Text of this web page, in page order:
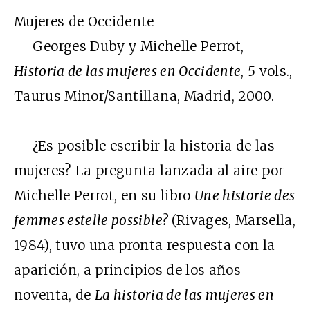
Mujeres de Occidente
Georges Duby y Michelle Perrot,
Historia de las mujeres en Occidente, 5 vols.,
Taurus Minor/Santillana, Madrid, 2000.
¿Es posible escribir la historia de las
mujeres? La pregunta lanzada al aire por
Michelle Perrot, en su libro Une historie des
femmes estelle possible?(Rivages, Marsella,
1984), tuvo una pronta respuesta con la
aparición, a principios de los años
noventa, deLa historia de las mujeres en